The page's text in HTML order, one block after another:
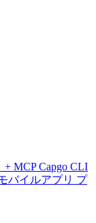
+ MCPCapgo CLI
バイルアプリ プ